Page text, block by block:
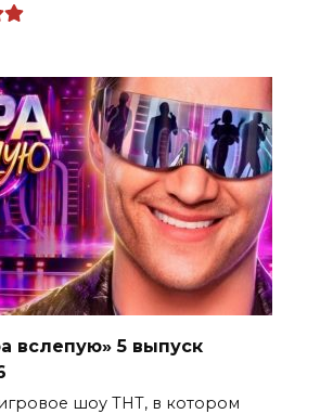
вслепую» 5 выпуск
шоу ТНТ, в котором